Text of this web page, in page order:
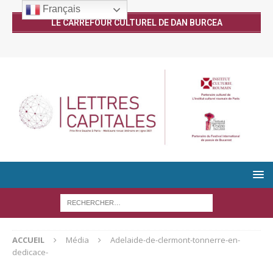
LE CARREFOUR CULTUREL DE DAN BURCEA
ACCUEIL Média
Adelaide-de-clermont-tonnerre-en-
dedicace-
Français